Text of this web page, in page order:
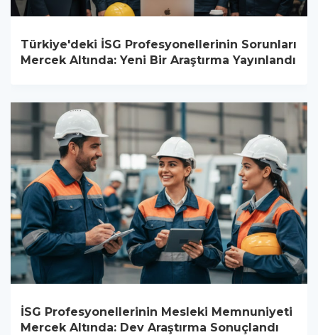
Türkiye'deki İSG Profesyonellerinin Sorunları
Mercek Altında: Yeni Bir Araştırma Yayınlandı
İSG Profesyonellerinin Mesleki Memnuniyeti
Mercek Altında: Dev Araştırma Sonuçlandı